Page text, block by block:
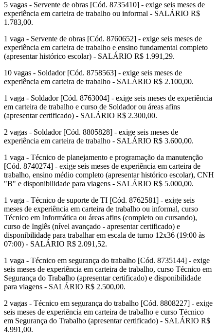
5 vagas - Servente de obras [Cód. 8735410] - exige seis meses de
experiência em carteira de trabalho ou informal - SALÁRIO R$
1.783,00.
1 vaga - Servente de obras [Cód. 8760652] - exige seis meses de
experiência em carteira de trabalho e ensino fundamental completo
(apresentar histórico escolar) - SALÁRIO R$ 1.991,29.
10 vagas - Soldador [Cód. 8758563] - exige seis meses de
experiência em carteira de trabalho - SALÁRIO R$ 2.100,00.
1 vaga - Soldador [Cód. 8763004] - exige seis meses de experiência
em carteira de trabalho e curso de Soldador ou áreas afins
(apresentar certificado) - SALÁRIO R$ 2.300,00.
2 vagas - Soldador [Cód. 8805828] - exige seis meses de
experiência em carteira de trabalho - SALÁRIO R$ 3.600,00.
1 vaga - Técnico de planejamento e programação da manutenção
[Cód. 8740274] - exige seis meses de experiência em carteira de
trabalho, ensino médio completo (apresentar histórico escolar), CNH
"B" e disponibilidade para viagens - SALÁRIO R$ 5.000,00.
1 vaga - Técnico de suporte de TI [Cód. 8762581] - exige seis
meses de experiência em carteira de trabalho ou informal, curso
Técnico em Informática ou áreas afins (completo ou cursando),
curso de Inglês (nível avançado - apresentar certificado) e
disponibilidade para trabalhar em escala de turno 12x36 (19:00 às
07:00) - SALÁRIO R$ 2.091,52.
1 vaga - Técnico em segurança do trabalho [Cód. 8735144] - exige
seis meses de experiência em carteira de trabalho, curso Técnico em
Segurança do Trabalho (apresentar certificado) e disponibilidade
para viagens - SALÁRIO R$ 2.500,00.
2 vagas - Técnico em segurança do trabalho [Cód. 8808227] - exige
seis meses de experiência em carteira de trabalho e curso Técnico
em Segurança do Trabalho (apresentar certificado) - SALÁRIO R$
4.991,00.